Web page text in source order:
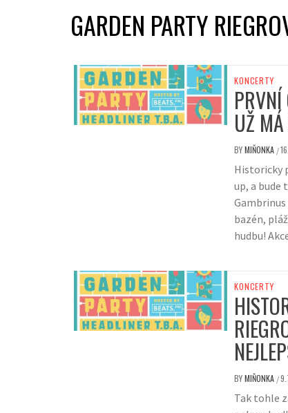
GARDEN PARTY
KONCERTY
UŽ
BYMIŇONKA /
Historicky
up, a bude
bazén,
hudbu!
KONCERTY
BYMIŇONKA /
Tak tohle